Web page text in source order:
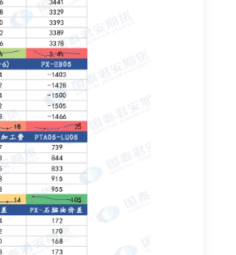
：-1 国泰君安期货有限公司（以下简称“本公
本报告的观点和信息仅供本公司的专业投资
法规。本报告难以设置访问权限，若给您造
接收任何相关信息。本报告不构成具体业务
到本报告而视其为本公司的当然客户。请您
行具体操作。 分析师声明 作者具有中国期货
客观、公正。本报告仅反映作者的不同设想
场，特此声明。 免责声明 本报告的信息来源
本报告所载的资料、意见及推测仅反映本公
作为日后的表现依据。在不同时期，或因使
见及推测不一致的报告，对此本公司可不发
所含信息可在不发出通知的情形下做出修改
客户，不构成客户私人咨询建议，客户应考
息或所表述的意见均不构成对任何人的投资建
不与投资者分享投资收益，也不对任何人因